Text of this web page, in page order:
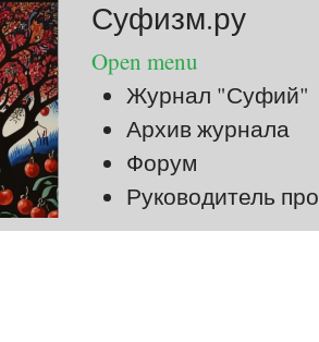
Суфизм.ру
Open menu
Журнал "Суфий"
Архив журнала
Форум
Руководитель